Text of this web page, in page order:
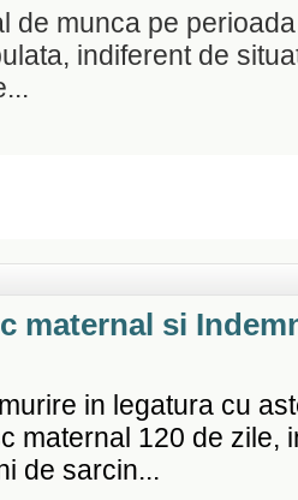
de munca pe
indiferent de
maternal si
in legatura cu
maternal 120 de zile,
de sarcin...